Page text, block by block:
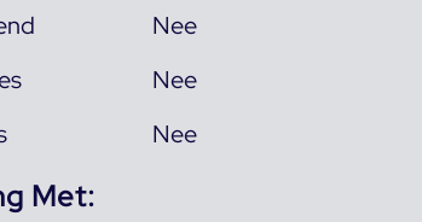
Nee
Nee
Nee
Met: